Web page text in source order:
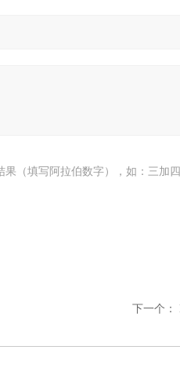
果（填写阿拉伯数字），如：三加
下一个：